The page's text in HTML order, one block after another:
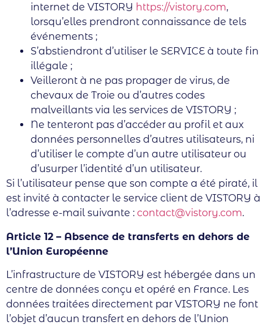
internet de VISTORY https://vistory.com,
lorsqu’elles prendront connaissance de tels
événements ;
S’abstiendront d’utiliser le SERVICE à toute fin
illégale ;
Veilleront à ne pas propager de virus, de
chevaux de Troie ou d’autres codes
malveillants via les services de VISTORY ;
Ne tenteront pas d’accéder au profil et aux
données personnelles d’autres utilisateurs, ni
d’utiliser le compte d’un autre utilisateur ou
d’usurper l’identité d’un utilisateur.
Si l’utilisateur pense que son compte a été piraté, il
est invité à contacter le service client de VISTORY à
l’adresse e-mail suivante : contact@vistory.com.
Article 12 – Absence de transferts en dehors de
l’Union Européenne
L’infrastructure de VISTORY est hébergée dans un
centre de données conçu et opéré en France. Les
données traitées directement par VISTORY ne font
l’objet d’aucun transfert en dehors de l’Union